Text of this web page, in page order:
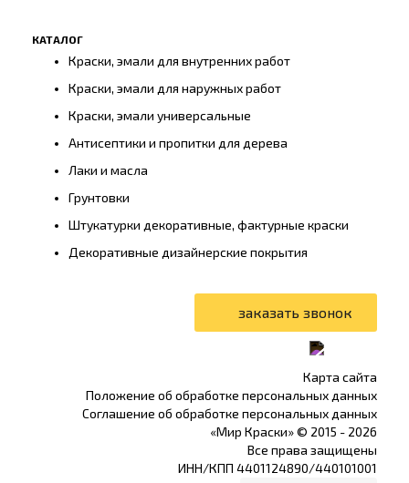
КАТАЛОГ
Краски, эмали для внутренних работ
Краски, эмали для наружных работ
Краски, эмали универсальные
Антисептики и пропитки для дерева
Лаки и масла
Грунтовки
Штукатурки декоративные, фактурные краски
Декоративные дизайнерские покрытия
Карта сайта
Положение об обработке персональных данных
Соглашение об обработке персональных данных
«Мир Краски» © 2015 - 2026
Все права защищены
ИНН/КПП 4401124890/440101001